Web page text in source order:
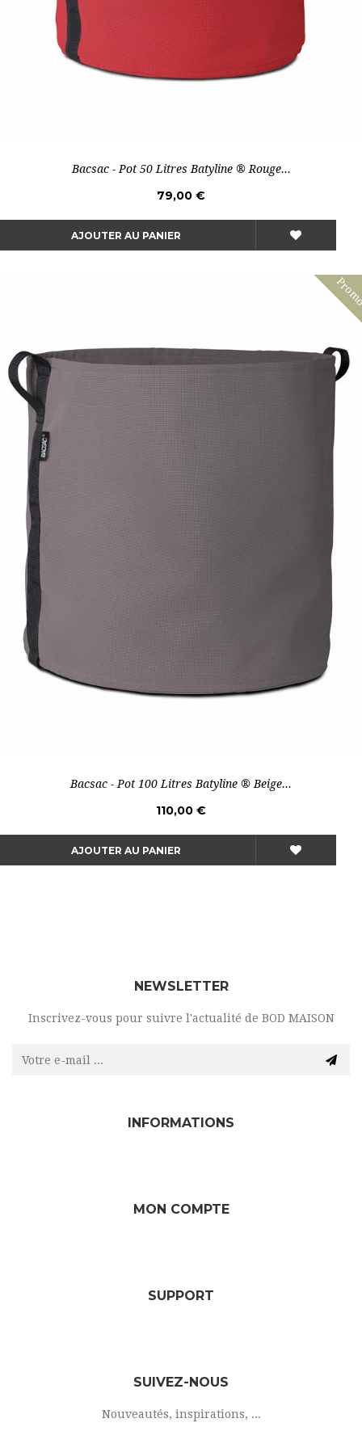
Bacsac - Pot 50 Litres Batyline ® Rouge...
79,00 €
AJOUTER AU PANIER
Bacsac - Pot 100 Litres Batyline ® Beige...
110,00 €
AJOUTER AU PANIER
NEWSLETTER
Inscrivez-vous pour suivre l'actualité de BOD MAISON
INFORMATIONS
MON COMPTE
SUPPORT
SUIVEZ-NOUS
Nouveautés, inspirations, ...